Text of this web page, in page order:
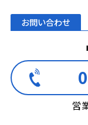
お問い合わせ
営